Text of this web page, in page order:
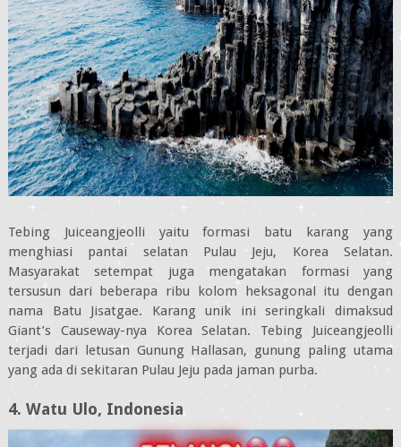
Tebing Juiceangjeolli yaitu formasi batu karang yang
menghiasi pantai selatan Pulau Jeju, Korea Selatan.
Masyarakat setempat juga mengatakan formasi yang
tersusun dari beberapa ribu kolom heksagonal itu dengan
nama Batu Jisatgae. Karang unik ini seringkali dimaksud
Giant’s Causeway-nya Korea Selatan. Tebing Juiceangjeolli
terjadi dari letusan Gunung Hallasan, gunung paling utama
yang ada di sekitaran Pulau Jeju pada jaman purba.
4. Watu Ulo, Indonesia